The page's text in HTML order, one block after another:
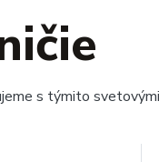
s týmito svetovými